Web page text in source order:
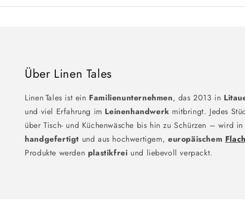
Über Linen Tales
Linen Tales ist ein Familienunternehmen, das 2013 in
und viel Erfahrung im Leinenhandwerk mitbringt. Jedes
über Tisch- und Küchenwäsche bis hin zu Schürzen – wird
handgefertigt und aus hochwertigem, europäischem
Produkte werden plastikfrei und liebevoll verpackt.